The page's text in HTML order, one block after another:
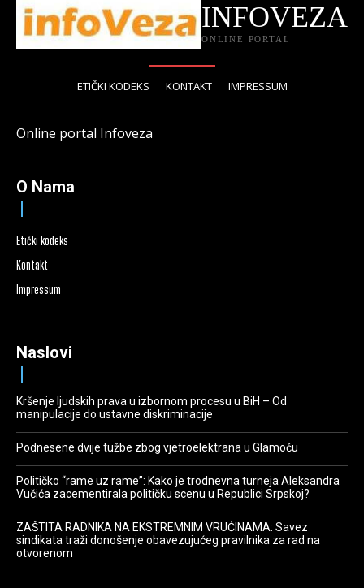
INFOVEZA
ONLINE PORTAL
ETIČKI KODEKS KONTAKT IMPRESSUM
Online portal Infoveza
O Nama
Etički kodeks
Kontakt
Impressum
Naslovi
Kršenje ljudskih prava u izbornom procesu u BiH – Od
manipulacije do ustavne diskriminacije
Podnesene dvije tužbe zbog vjetroelektrana u Glamoču
Političko “rame uz rame”: Kako je trodnevna turneja Aleksandra
Vučića zacementirala političku scenu u Republici Srpskoj?
ZAŠTITA RADNIKA NA EKSTREMNIM VRUĆINAMA: Savez
sindikata traži donošenje obavezujućeg pravilnika za rad na
otvorenom